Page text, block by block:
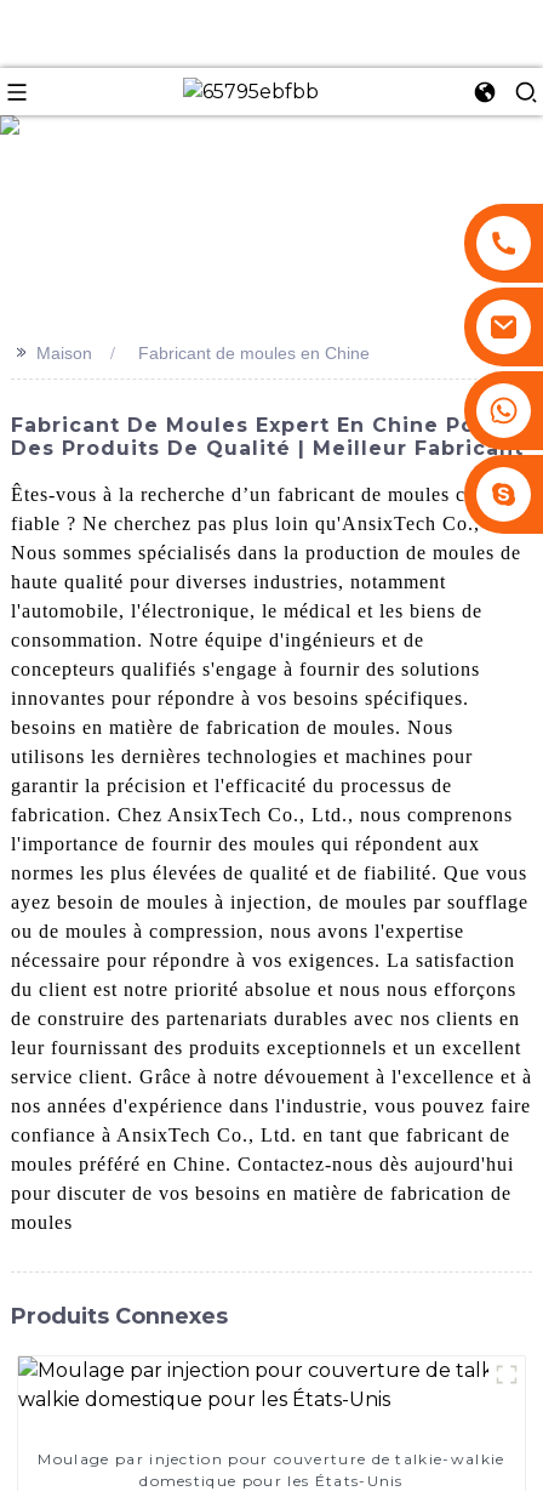
Stephenhuang2010
>> Maison Fabricant de moules en Chine
Fabricant De Moules Expert En Chine Pour
Des Produits De Qualité | Meilleur Fabricant
Êtes-vous à la recherche d’un fabricant de moules chinois
fiable ? Ne cherchez pas plus loin qu'AnsixTech Co., Ltd.
Nous sommes spécialisés dans la production de moules de
haute qualité pour diverses industries, notamment
l'automobile, l'électronique, le médical et les biens de
consommation. Notre équipe d'ingénieurs et de
concepteurs qualifiés s'engage à fournir des solutions
innovantes pour répondre à vos besoins spécifiques.
besoins en matière de fabrication de moules. Nous
utilisons les dernières technologies et machines pour
garantir la précision et l'efficacité du processus de
fabrication. Chez AnsixTech Co., Ltd., nous comprenons
l'importance de fournir des moules qui répondent aux
normes les plus élevées de qualité et de fiabilité. Que vous
ayez besoin de moules à injection, de moules par soufflage
ou de moules à compression, nous avons l'expertise
nécessaire pour répondre à vos exigences. La satisfaction
du client est notre priorité absolue et nous nous efforçons
de construire des partenariats durables avec nos clients en
leur fournissant des produits exceptionnels et un excellent
service client. Grâce à notre dévouement à l'excellence et à
nos années d'expérience dans l'industrie, vous pouvez faire
confiance à AnsixTech Co., Ltd. en tant que fabricant de
moules préféré en Chine. Contactez-nous dès aujourd'hui
pour discuter de vos besoins en matière de fabrication de
moules
Produits Connexes
Moulage par injection pour couverture de talkie-walkie
domestique pour les États-Unis